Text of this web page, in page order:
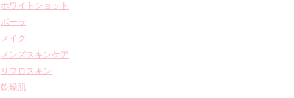
ホワイトショット
ポーラ
メイク
メンズスキンケア
リプロスキン
乾燥肌